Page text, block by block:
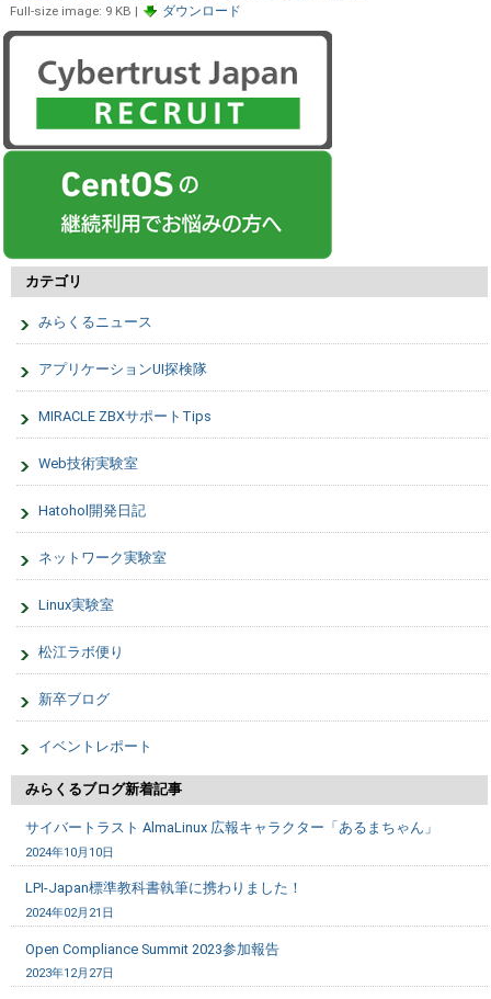
Full-size image: 9 KB | ダウンロード
カテゴリ
みらくるニュース
アプリケーションUI探検隊
MIRACLE ZBXサポートTips
Web技術実験室
Hatohol開発日記
ネットワーク実験室
Linux実験室
松江ラボ便り
新卒ブログ
イベントレポート
みらくるブログ新着記事
サイバートラスト AlmaLinux 広報キャラクター「あるまちゃん」
2024年10月10日
LPI-Japan標準教科書執筆に携わりました！
2024年02月21日
Open Compliance Summit 2023参加報告
2023年12月27日